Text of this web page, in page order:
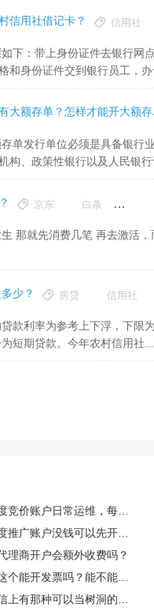
信用社借记卡？ 信用社
和身份证件交到银行员工，
大额存单？怎样才能开大额
构、政策性银行以及人民银
京东 白条
就先消费几笔 再去激活，
少？ 房贷 信用社
期贷款。今年农村信用社...
理商开户会额外收费吗？